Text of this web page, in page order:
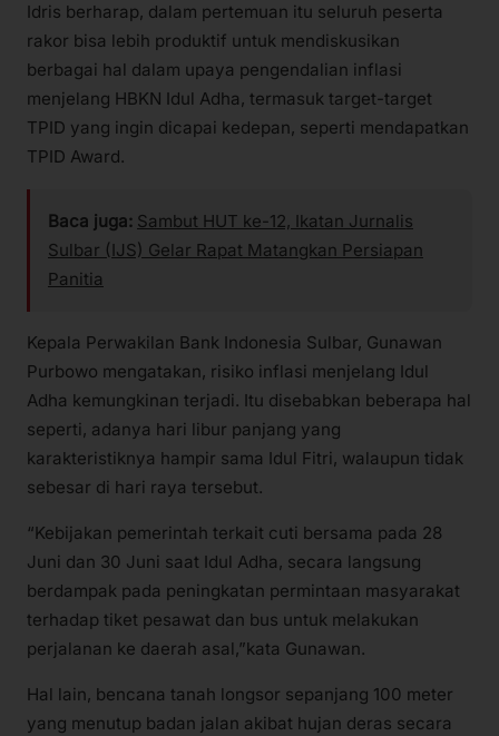
Idris berharap, dalam pertemuan itu seluruh peserta
rakor bisa lebih produktif untuk mendiskusikan
berbagai hal dalam upaya pengendalian inflasi
menjelang HBKN Idul Adha, termasuk target-target
TPID yang ingin dicapai kedepan, seperti mendapatkan
TPID Award.
Baca juga: Sambut HUT ke-12, Ikatan Jurnalis
Sulbar (IJS) Gelar Rapat Matangkan Persiapan
Panitia
Kepala Perwakilan Bank Indonesia Sulbar, Gunawan
Purbowo mengatakan, risiko inflasi menjelang Idul
Adha kemungkinan terjadi. Itu disebabkan beberapa hal
seperti, adanya hari libur panjang yang
karakteristiknya hampir sama Idul Fitri, walaupun tidak
sebesar di hari raya tersebut.
“Kebijakan pemerintah terkait cuti bersama pada 28
Juni dan 30 Juni saat Idul Adha, secara langsung
berdampak pada peningkatan permintaan masyarakat
terhadap tiket pesawat dan bus untuk melakukan
perjalanan ke daerah asal,”kata Gunawan.
Hal lain, bencana tanah longsor sepanjang 100 meter
yang menutup badan jalan akibat hujan deras secara